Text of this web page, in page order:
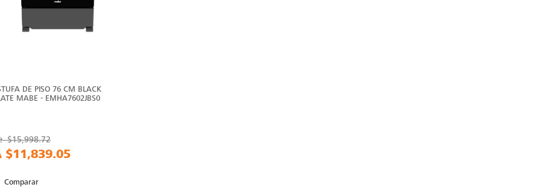
DE PISO 76 CM BLACK
MABE - EMHA7602JBS0
$15,998.72
$11,839.05
Comparar